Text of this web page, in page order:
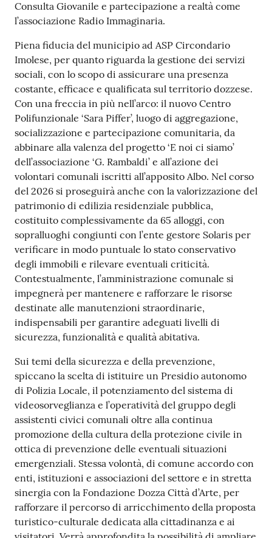
Consulta Giovanile e partecipazione a realtà come
l’associazione Radio Immaginaria.
Piena fiducia del municipio ad ASP Circondario
Imolese, per quanto riguarda la gestione dei servizi
sociali, con lo scopo di assicurare una presenza
costante, efficace e qualificata sul territorio dozzese.
Con una freccia in più nell’arco: il nuovo Centro
Polifunzionale ‘Sara Piffer’, luogo di aggregazione,
socializzazione e partecipazione comunitaria, da
abbinare alla valenza del progetto ‘E noi ci siamo’
dell’associazione ‘G. Rambaldi’ e all’azione dei
volontari comunali iscritti all’apposito Albo. Nel corso
del 2026 si proseguirà anche con la valorizzazione del
patrimonio di edilizia residenziale pubblica,
costituito complessivamente da 65 alloggi, con
sopralluoghi congiunti con l’ente gestore Solaris per
verificare in modo puntuale lo stato conservativo
degli immobili e rilevare eventuali criticità.
Contestualmente, l’amministrazione comunale si
impegnerà per mantenere e rafforzare le risorse
destinate alle manutenzioni straordinarie,
indispensabili per garantire adeguati livelli di
sicurezza, funzionalità e qualità abitativa.
Sui temi della sicurezza e della prevenzione,
spiccano la scelta di istituire un Presidio autonomo
di Polizia Locale, il potenziamento del sistema di
videosorveglianza e l’operatività del gruppo degli
assistenti civici comunali oltre alla continua
promozione della cultura della protezione civile in
ottica di prevenzione delle eventuali situazioni
emergenziali. Stessa volontà, di comune accordo con
enti, istituzioni e associazioni del settore e in stretta
sinergia con la Fondazione Dozza Città d’Arte, per
rafforzare il percorso di arricchimento della proposta
turistico-culturale dedicata alla cittadinanza e ai